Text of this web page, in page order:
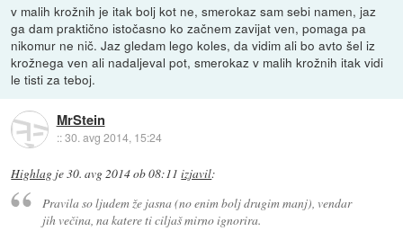
v malih krožnih je itak bolj kot ne, smerokaz sam sebi namen, jaz
ga dam praktično istočasno ko začnem zavijat ven, pomaga pa
nikomur ne nič. Jaz gledam lego koles, da vidim ali bo avto šel iz
krožnega ven ali nadaljeval pot, smerokaz v malih krožnih itak vidi
le tisti za teboj.
MrStein
::30. avg 2014, 15:24
Highlag je30. avg 2014 ob 08:11 izjavil:
Pravila so ljudem že jasna (no enim bolj drugim manj), vendar
jih večina, na katere ti ciljaš mirno ignorira.